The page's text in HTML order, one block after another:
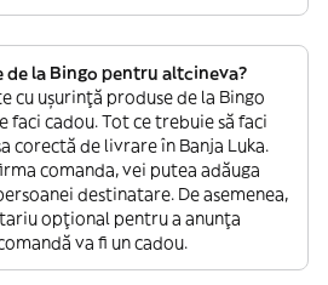
de la Bingo pentru altcineva?
cu ușurință produse de la Bingo
faci cadou. Tot ce trebuie să faci
corectă de livrare în Banja Luka.
comanda, vei putea adăuga
destinatare. De asemenea,
opțional pentru a anunța
va fi un cadou.